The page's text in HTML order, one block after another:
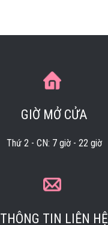
GIỜ MỞ CỬA
Thứ 2 - CN: 7 giờ - 22 giờ
THÔNG TIN LIÊN HỆ